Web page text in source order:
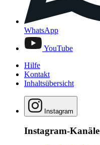
WhatsApp
YouTube
Hilfe
Kontakt
Inhaltsübersicht
Instagram
Instagram-Kanäle